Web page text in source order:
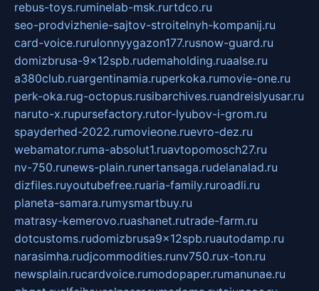
rebus-toys.ruminelab-msk.rurtdco.ru
seo-prodvizhenie-sajtov-stroitelnyh-kompanij.ru
card-voice.rurulonnyygazon177.rusnow-guard.ru
domizbrusa-9x12spb.rudemaholding.ruaalse.ru
a380club.ruargentinamia.ruperkoka.rumovie-one.ru
perk-oka.rug-octopus.rusibarchives.ruandreislyusar.ru
naruto-x.rupursefactory.rutor-lyubov-i-grom.ru
spayderhed-2022.rumovieone.ruevro-dez.ru
webamator.ruma-absolut1.ruavtopomosch27.ru
nv-750.runews-plain.runertansaga.rudelanalad.ru
dizfiles.ruyoutubefree.ruaria-family.ruroadli.ru
planeta-samara.rumysmartbuy.ru
matrasy-kemerovo.ruashanet.rutrade-farm.ru
dotcustoms.rudomizbrusa9x12spb.ruautodamp.ru
narasimha.rudjcommodities.runv750.rux-ton.ru
newsplain.rucardvoice.rumodopaper.rumanunae.ru